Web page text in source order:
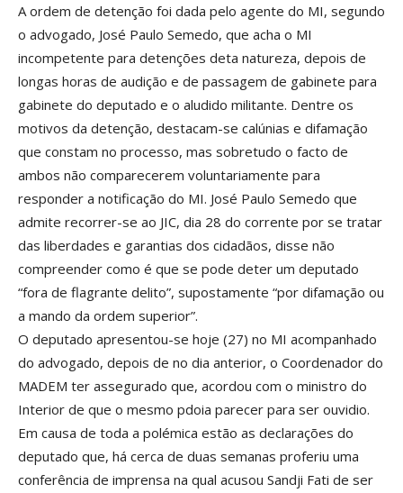
A ordem de detenção foi dada pelo agente do MI, segundo
o advogado, José Paulo Semedo, que acha o MI
incompetente para detenções deta natureza, depois de
longas horas de audição e de passagem de gabinete para
gabinete do deputado e o aludido militante. Dentre os
motivos da detenção, destacam-se calúnias e difamação
que constam no processo, mas sobretudo o facto de
ambos não comparecerem voluntariamente para
responder a notificação do MI. José Paulo Semedo que
admite recorrer-se ao JIC, dia 28 do corrente por se tratar
das liberdades e garantias dos cidadãos, disse não
compreender como é que se pode deter um deputado
“fora de flagrante delito”, supostamente “por difamação ou
a mando da ordem superior”.
O deputado apresentou-se hoje (27) no MI acompanhado
do advogado, depois de no dia anterior, o Coordenador do
MADEM ter assegurado que, acordou com o ministro do
Interior de que o mesmo pdoia parecer para ser ouvidio.
Em causa de toda a polémica estão as declarações do
deputado que, há cerca de duas semanas proferiu uma
conferência de imprensa na qual acusou Sandji Fati de ser